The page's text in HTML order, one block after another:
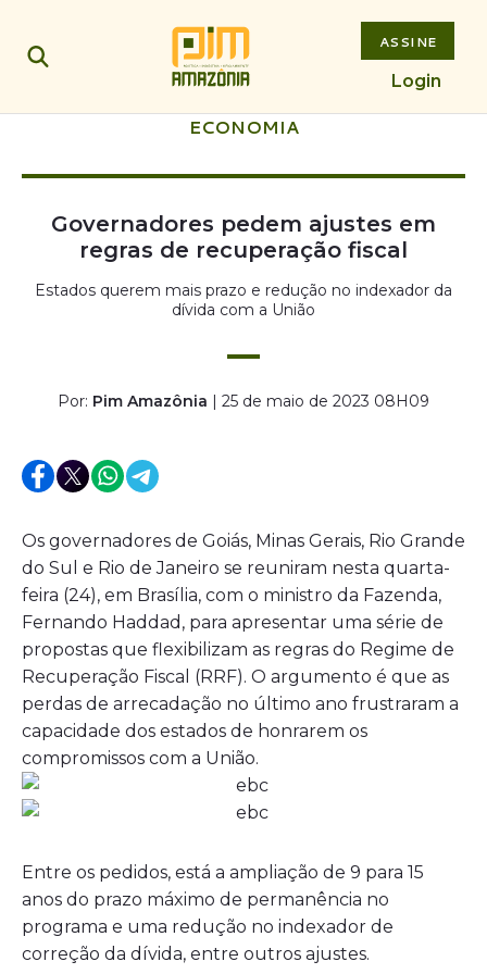
ASSINE
Login
ECONOMIA
Governadores pedem ajustes em
regras de recuperação fiscal
Estados querem mais prazo e redução no indexador da
dívida com a União
Por: Pim Amazônia | 25 de maio de 2023 08H09
Os governadores de Goiás, Minas Gerais, Rio Grande
do Sul e Rio de Janeiro se reuniram nesta quarta-
feira (24), em Brasília, com o ministro da Fazenda,
Fernando Haddad, para apresentar uma série de
propostas que flexibilizam as regras do Regime de
Recuperação Fiscal (RRF). O argumento é que as
perdas de arrecadação no último ano frustraram a
capacidade dos estados de honrarem os
compromissos com a União.
Entre os pedidos, está a ampliação de 9 para 15
anos do prazo máximo de permanência no
programa e uma redução no indexador de
correção da dívida, entre outros ajustes.